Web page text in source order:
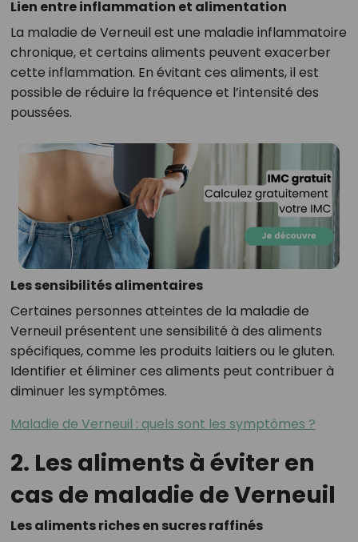
Lien entre inflammation et alimentation
La maladie de Verneuil est une maladie inflammatoire
chronique, et certains aliments peuvent exacerber
cette inflammation. En évitant ces aliments, il est
possible de réduire la fréquence et l’intensité des
poussées.
Les sensibilités alimentaires
Certaines personnes atteintes de la maladie de
Verneuil présentent une sensibilité à des aliments
spécifiques, comme les produits laitiers ou le gluten.
Identifier et éliminer ces aliments peut contribuer à
diminuer les symptômes.
Maladie de Verneuil : quels sont les symptômes ?
2. Les aliments à éviter en
cas de maladie de Verneuil
Les aliments riches en sucres raffinés